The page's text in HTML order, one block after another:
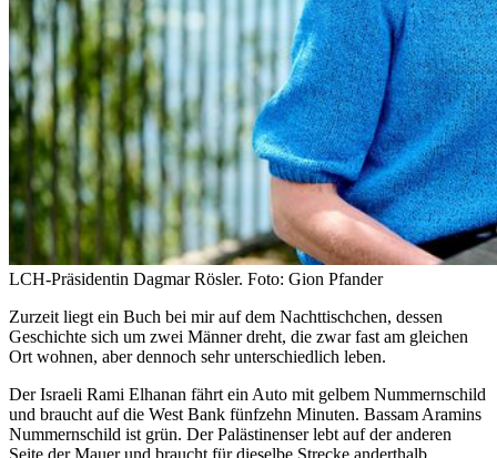
LCH-Präsidentin Dagmar Rösler. Foto: Gion Pfander
Zurzeit liegt ein Buch bei mir auf dem Nachttischchen, dessen
Geschichte sich um zwei Männer dreht, die zwar fast am gleichen
Ort wohnen, aber dennoch sehr unterschiedlich leben.
Der Israeli Rami Elhanan fährt ein Auto mit gelbem Nummernschild
und braucht auf die West Bank fünfzehn Minuten. Bassam Aramins
Nummernschild ist grün. Der Palästinenser lebt auf der anderen